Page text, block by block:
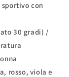
con
30 gradi) /
rosso, viola e